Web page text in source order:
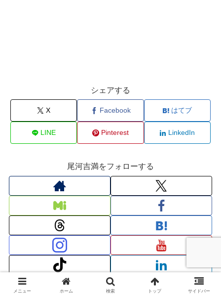
シェアする
X Facebook はてブ
LINE Pinterest LinkedIn
尾河吉満をフォローする
メニュー ホーム 検索 トップ サイドバー